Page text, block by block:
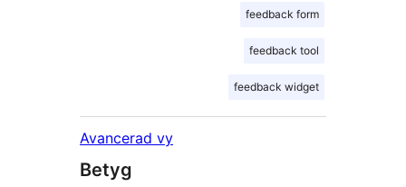
feedback form
feedback tool
feedback widget
Avancerad vy
Betyg